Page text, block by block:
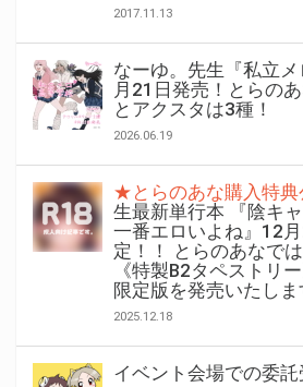
2017.11.13
なーゆ。先生『私立
月21日発売！とらの
とアクスタは3種！
2026.06.19
★とらのあな購入特
生最新単行本 『陰キ
一番エロいよね』12
定！！ とらのあなで
《特製B2タペストリ
限定版を発売いたしま
2025.12.18
イベント会場での委